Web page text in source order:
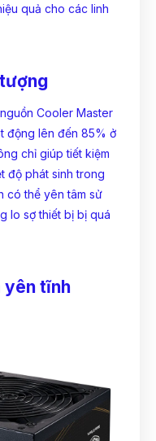
quả cho các linh
Cooler Master
động lên đến 85% ở
chỉ giúp tiết kiệm
độ phát sinh trong
có thể yên tâm sử
lo sợ thiết bị bị quá
yên tĩnh